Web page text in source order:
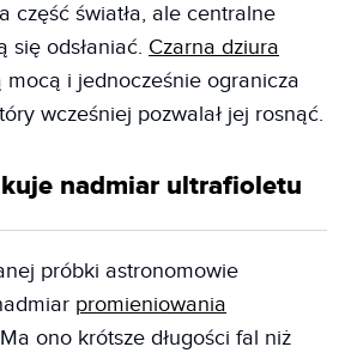
część światła, ale centralne
się odsłaniać. Czarna dziura
mocą i jednocześnie ogranicza
wcześniej pozwalał jej rosnąć.
nadmiar ultrafioletu
próbki astronomowie
promieniowania
ono krótsze długości fal niż